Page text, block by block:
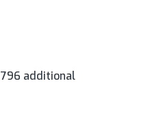
additional